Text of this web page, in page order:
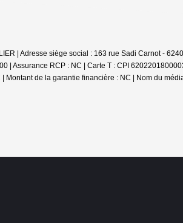
| Adresse siège social : 163 rue Sadi Carnot -
| Assurance RCP : NC | Carte T : CPI
de la garantie financière : NC | Nom du